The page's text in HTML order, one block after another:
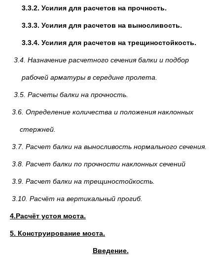
3.3.2. Усилия для расчетов на прочность.
3.3.3. Усилия для расчетов на выносливость.
3.3.4. Усилия для расчетов на трещиностойкость.
3.4. Назначение расчетного сечения балки и подбор
рабочей арматуры в середине пролета.
3.5. Расчеты балки на прочность.
3.6. Определение количества и положения наклонных
стержней.
3.7. Расчет балки на выносливость нормального сечения.
3.8. Расчет балки по прочности наклонных сечений
3.9. Расчет балки на трещиностойкость.
3.10. Расчёт на вертикальный прогиб.
4.Расчёт устоя моста.
5. Конструирование моста.
Введение.